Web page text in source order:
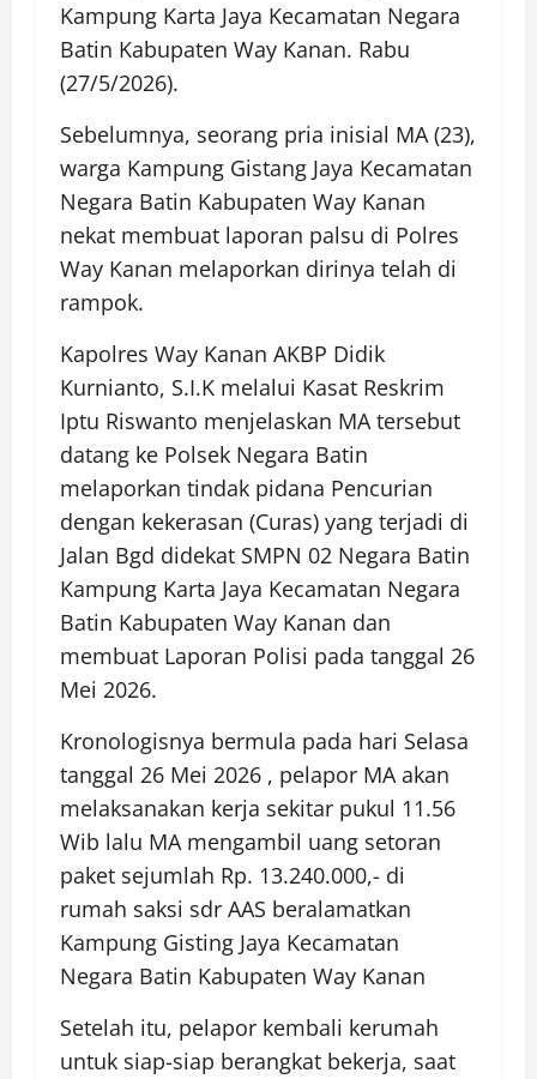
Kampung Karta Jaya Kecamatan Negara
Batin Kabupaten Way Kanan. Rabu
(27/5/2026).
Sebelumnya, seorang pria inisial MA (23),
warga Kampung Gistang Jaya Kecamatan
Negara Batin Kabupaten Way Kanan
nekat membuat laporan palsu di Polres
Way Kanan melaporkan dirinya telah di
rampok.
Kapolres Way Kanan AKBP Didik
Kurnianto, S.I.K melalui Kasat Reskrim
Iptu Riswanto menjelaskan MA tersebut
datang ke Polsek Negara Batin
melaporkan tindak pidana Pencurian
dengan kekerasan (Curas) yang terjadi di
Jalan Bgd didekat SMPN 02 Negara Batin
Kampung Karta Jaya Kecamatan Negara
Batin Kabupaten Way Kanan dan
membuat Laporan Polisi pada tanggal 26
Mei 2026.
Kronologisnya bermula pada hari Selasa
tanggal 26 Mei 2026 , pelapor MA akan
melaksanakan kerja sekitar pukul 11.56
Wib lalu MA mengambil uang setoran
paket sejumlah Rp. 13.240.000,- di
rumah saksi sdr AAS beralamatkan
Kampung Gisting Jaya Kecamatan
Negara Batin Kabupaten Way Kanan
Setelah itu, pelapor kembali kerumah
untuk siap-siap berangkat bekerja, saat